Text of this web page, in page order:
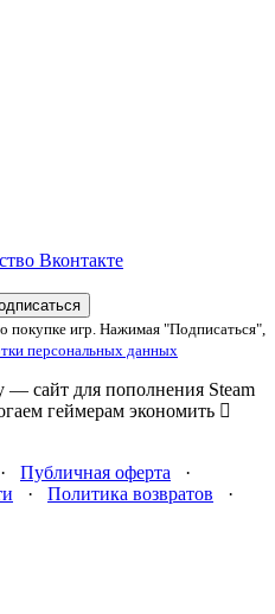
покупке игр. Нажимая "Подписаться",
персональных данных
сайт для пополнения Steam
геймерам экономить
Публичная оферта ·
· Политика возвратов ·